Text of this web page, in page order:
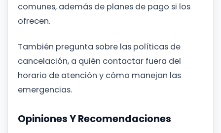
comunes, además de planes de pago si los
ofrecen.
También pregunta sobre las políticas de
cancelación, a quién contactar fuera del
horario de atención y cómo manejan las
emergencias.
Opiniones Y Recomendaciones